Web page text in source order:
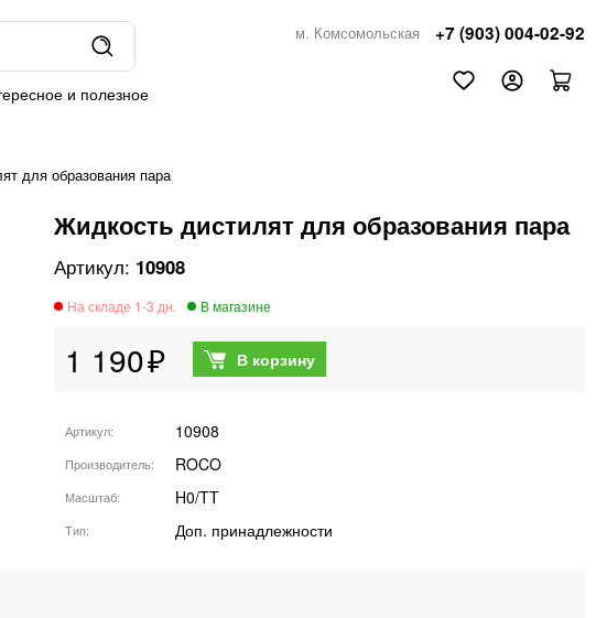
и полезное
м. Комсомольская +7 (903) 004-02-92
для образования пара
Жидкость дистилят для образования пара
10908
1 190
Артикул 10908
Производитель ROCO
Масштаб H0/TT
Тип Доп. принадлежности